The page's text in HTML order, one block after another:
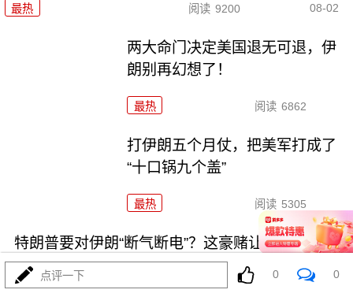
最热 阅读 9200 08-02
两大命门决定美国退无可退，伊
朗别再幻想了！
最热 阅读 6862
打伊朗五个月仗，把美军打成了
“十口锅九个盖”
最热 阅读 5305
特朗普要对伊朗“断气断电”？这豪赌让全球买单
点评一下 0 0